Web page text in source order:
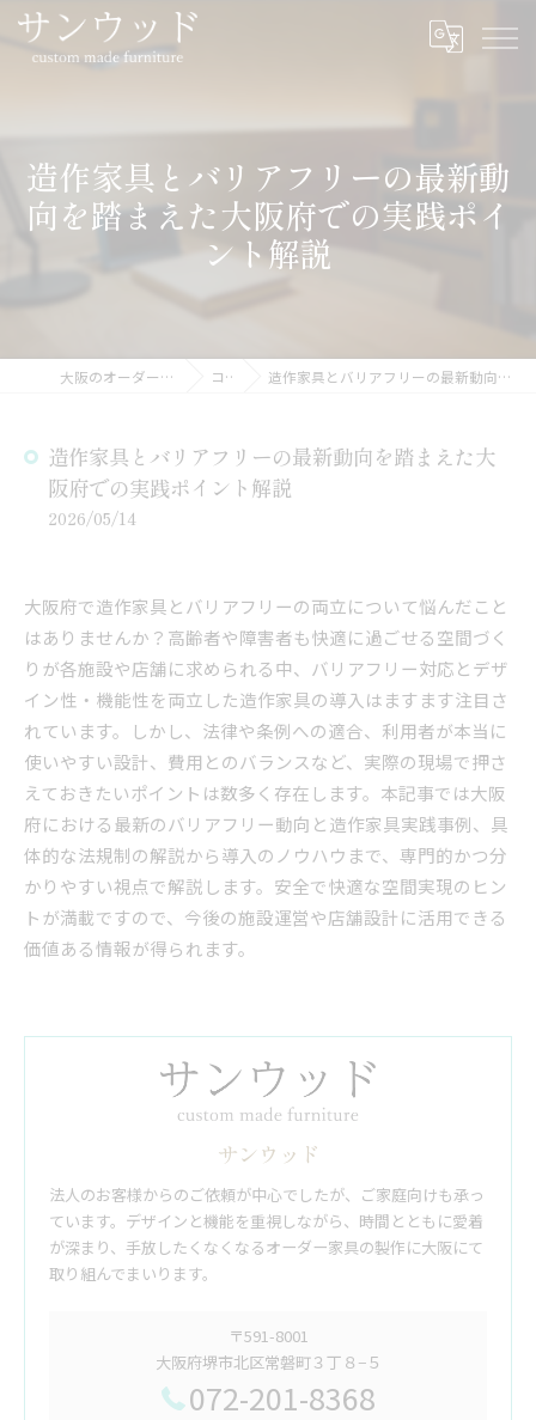
造作家具とバリアフリーの最新動
向を踏まえた大阪府での実践ポイ
ント解説
大阪のオーダー家具ならサンウッド コラム 造作家具とバリアフリーの最新動向を踏まえた大阪府での実践ポイント解説
造作家具とバリアフリーの最新動向を踏まえた大
阪府での実践ポイント解説
2026/05/14
大阪府で造作家具とバリアフリーの両立について悩んだこと
はありませんか？高齢者や障害者も快適に過ごせる空間づく
りが各施設や店舗に求められる中、バリアフリー対応とデザ
イン性・機能性を両立した造作家具の導入はますます注目さ
れています。しかし、法律や条例への適合、利用者が本当に
使いやすい設計、費用とのバランスなど、実際の現場で押さ
えておきたいポイントは数多く存在します。本記事では大阪
府における最新のバリアフリー動向と造作家具実践事例、具
体的な法規制の解説から導入のノウハウまで、専門的かつ分
かりやすい視点で解説します。安全で快適な空間実現のヒン
トが満載ですので、今後の施設運営や店舗設計に活用できる
価値ある情報が得られます。
サンウッド
法人のお客様からのご依頼が中心でしたが、ご家庭向けも承っ
ています。デザインと機能を重視しながら、時間とともに愛着
が深まり、手放したくなくなるオーダー家具の製作に大阪にて
取り組んでまいります。
〒591-8001
大阪府堺市北区常磐町３丁８−５
072-201-8368